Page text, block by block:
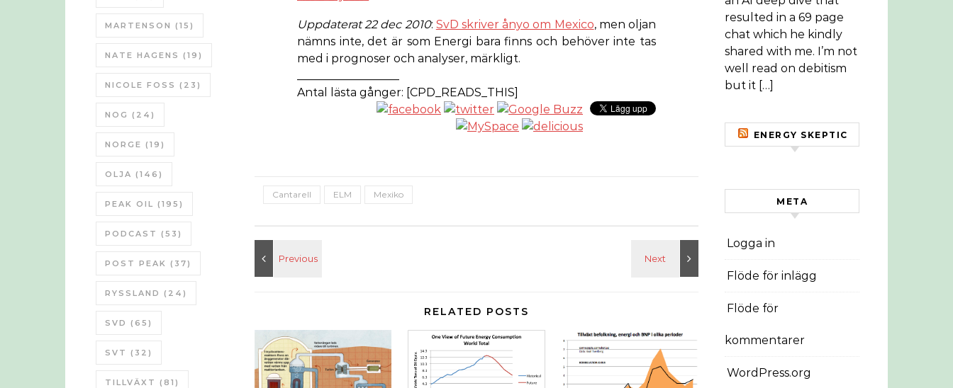
MARTENSON (15)
NATE HAGENS (19)
NICOLE FOSS (23)
NOG (24)
NORGE (19)
OLJA (146)
PEAK OIL (195)
PODCAST (53)
POST PEAK (37)
RYSSLAND (24)
SVD (65)
SVT (32)
TILLVÄXT (81)
Uppdaterat 22 dec 2010: SvD skriver ånyo om Mexico, men oljan
nämns inte, det är som Energi bara finns och behöver inte tas
med i prognoser och analyser, märkligt.
Antal lästa gånger: [CPD_READS_THIS]
Cantarell ELM Mexiko
RELATED POSTS
resulted in a 69 page
chat which he kindly
shared with me. I’m not
well read on debitism
but it […]
ENERGY SKEPTIC
META
Logga in
Flöde för inlägg
Flöde för
kommentarer
WordPress.org